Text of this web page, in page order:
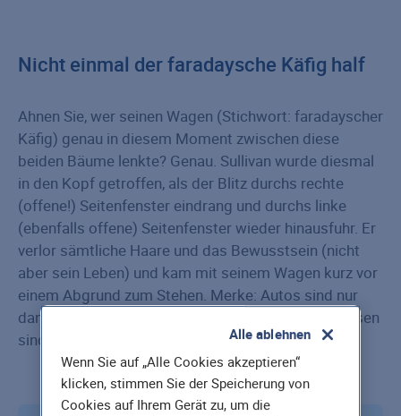
Nicht einmal der faradaysche Käfig half
Ahnen Sie, wer seinen Wagen (Stichwort: faradayscher
Käfig) genau in diesem Moment zwischen diese
beiden Bäume lenkte? Genau. Sullivan wurde diesmal
in den Kopf getroffen, als der Blitz durchs rechte
(offene!) Seitenfenster eindrang und durchs linke
(ebenfalls offene) Seitenfenster wieder hinausfuhr. Er
verlor sämtliche Haare und das Bewusstsein (nicht
aber sein Leben) und kam mit seinem Wagen kurz vor
einem Abgrund zum Stehen. Merke: Autos sind nur
dann vor Blitzen sicher, wenn die Fenster geschlossen
sind.
Wenn Sie auf „Alle Cookies akzeptieren“
klicken, stimmen Sie der Speicherung von
Cookies auf Ihrem Gerät zu, um die
Alle ablehnen